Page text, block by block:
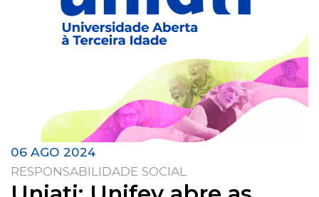
06 AGO 2024
RESPONSABILIDADE SOCIAL